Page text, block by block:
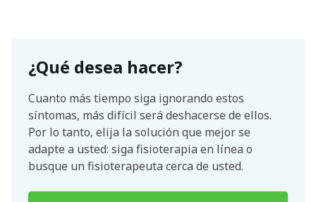
¿Qué desea hacer?
Cuanto más tiempo siga ignorando estos
síntomas, más difícil será deshacerse de ellos.
Por lo tanto, elija la solución que mejor se
adapte a usted: siga fisioterapia en línea o
busque un fisioterapeuta cerca de usted.